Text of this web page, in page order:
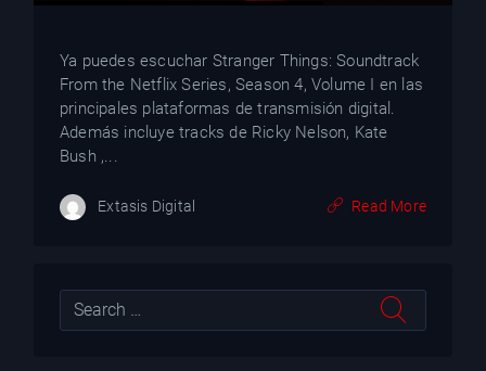
Ya puedes escuchar Stranger Things: Soundtrack
From the Netflix Series, Season 4, Volume I en las
principales plataformas de transmisión digital.
Además incluye tracks de Ricky Nelson, Kate
Bush ,...
Extasis Digital Read More